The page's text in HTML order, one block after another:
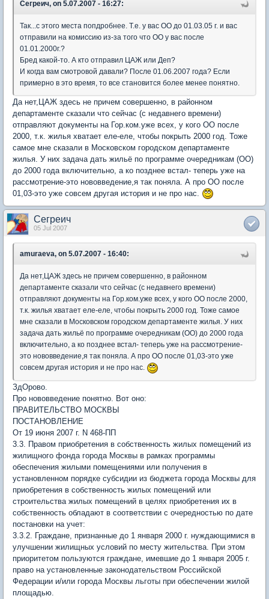
Сегреич, on 5.07.2007 - 16:27:
Так...с этого места попдробнее. Т.е. у вас ОО до 01.03.05 г. и вас
отправили на комиссию из-за того что ОО у вас после
01.01.2000г.?
Бред какой-то. А кто отправил ЦАЖ или Деп?
И когда вам смотровой давали? После 01.06.2007 года? Если
примерно в это время, то все становится более менее понятно.
Да нет,ЦАЖ здесь не причем совершенно, в районном
департаменте сказали что сейчас (с недавнего времени)
отправляют документы на Гор.ком.уже всех, у кого ОО после
2000, т.к. жилья хватает еле-еле, чтобы покрыть 2000 год. Тоже
самое мне сказали в Московском городском департаменте
жилья. У них задача дать жильё по программе очередникам (ОО)
до 2000 года включительно, а ко позднее встал- теперь уже на
рассмотрение-это нововведение,я так поняла. А про ОО после
01,03-это уже совсем другая история и не про нас.
Сегреич
05 Jul 2007
amuraeva, on 5.07.2007 - 16:40:
Да нет,ЦАЖ здесь не причем совершенно, в районном
департаменте сказали что сейчас (с недавнего времени)
отправляют документы на Гор.ком.уже всех, у кого ОО после 2000,
т.к. жилья хватает еле-еле, чтобы покрыть 2000 год. Тоже самое
мне сказали в Московском городском департаменте жилья. У них
задача дать жильё по программе очередникам (ОО) до 2000 года
включительно, а ко позднее встал- теперь уже на рассмотрение-
это нововведение,я так поняла. А про ОО после 01,03-это уже
совсем другая история и не про нас.
ЗдОрово.
Про нововведение понятно. Вот оно:
ПРАВИТЕЛЬСТВО МОСКВЫ
ПОСТАНОВЛЕНИЕ
От 19 июня 2007 г. N 468-ПП
3.3. Правом приобретения в собственность жилых помещений из
жилищного фонда города Москвы в рамках программы
обеспечения жилыми помещениями или получения в
установленном порядке субсидии из бюджета города Москвы для
приобретения в собственность жилых помещений или
строительства жилых помещений в целях приобретения их в
собственность обладают в соответствии с очередностью по дате
постановки на учет:
3.3.2. Граждане, признанные до 1 января 2000 г. нуждающимися в
улучшении жилищных условий по месту жительства. При этом
приоритетом пользуются граждане, имевшие до 1 января 2005 г.
право на установленные законодательством Российской
Федерации и/или города Москвы льготы при обеспечении жилой
площадью.